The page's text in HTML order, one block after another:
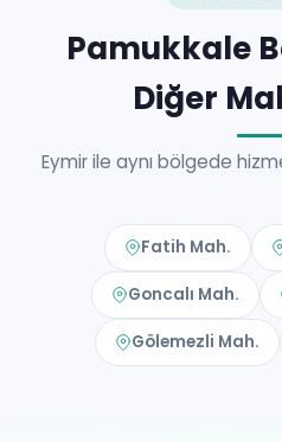
Pamukkale
Diğer
Eymir ile aynı bölgede
Fatih Mah.
Goncalı Mah.
Gölemezli Mah.